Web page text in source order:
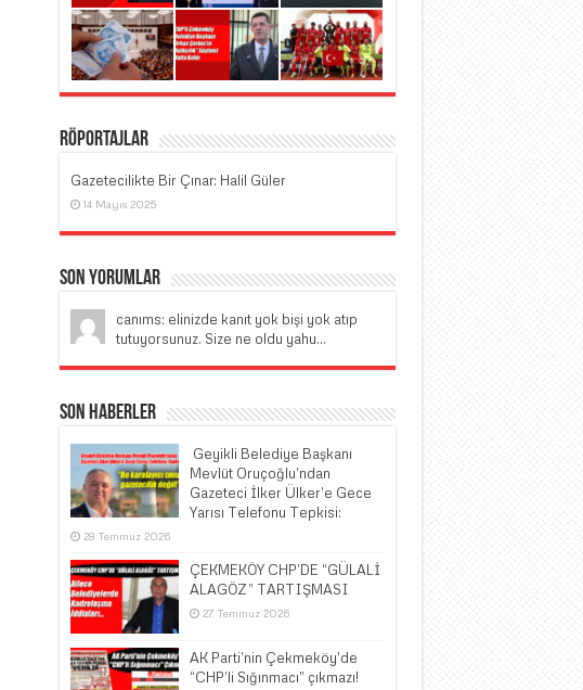
Röportajlar
Gazetecilikte Bir Çınar: Halil Güler
14 Mayıs 2025
Son Yorumlar
canıms: elinizde kanıt yok bişi yok atıp
tutuyorsunuz. Size ne oldu yahu...
Son Haberler
​ Geyikli Belediye Başkanı
Mevlüt Oruçoğlu’ndan
Gazeteci İlker Ülker’e Gece
Yarısı Telefonu Tepkisi:
28 Temmuz 2026
ÇEKMEKÖY CHP’DE “GÜLALİ
ALAGÖZ” TARTIŞMASI
27 Temmuz 2026
AK Parti’nin Çekmeköy’de
“CHP’li Sığınmacı” çıkmazı!